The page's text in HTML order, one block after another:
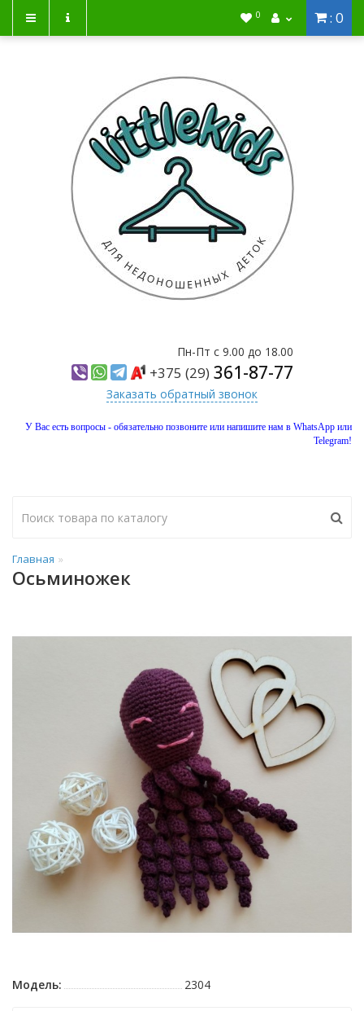
: 0
0
Пн-Пт с 9.00 до 18.00
+375 (29) 361-87-77
Заказать обратный звонок
У Вас есть вопросы - обязательно позвоните или напишите нам в WhatsApp или
Telegram!
Главная
Осьминожек
Модель: 2304